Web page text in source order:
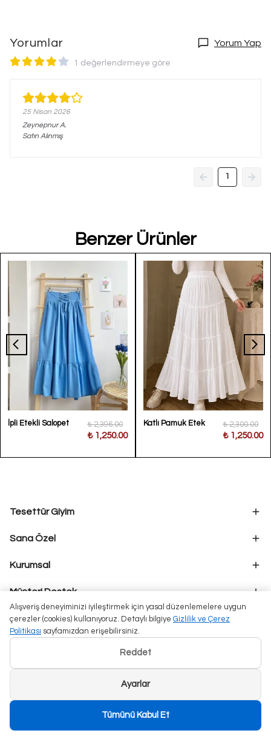
Alışveriş deneyiminizi iyileştirmek için yasal düzenlemelere uygun
çerezler (cookies) kullanıyoruz. Detaylı bilgiye Gizlilik ve Çerez
Politikası sayfamızdan erişebilirsiniz.
Reddet
Ayarlar
Tümünü Kabul Et
Yorumlar Yorum Yap
1 değerlendirmeye göre
25 Nisan 2026
Zeynepnur A.
Satın Alınmış
1
Benzer Ürünler
İpli Etekli Salopet ₺ 2,396.00
₺ 1,250.00
Katlı Pamuk Etek ₺ 2,300.00
₺ 1,250.00
Tesettür Giyim
Sana Özel
Kurumsal
Müşteri Destek